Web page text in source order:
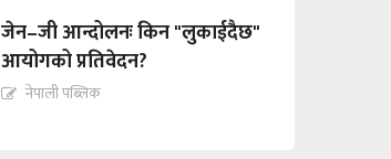
जेन–जी आन्दोलनः किन "लुकाईदैछ"
आयोगको प्रतिवेदन?
नेपाली पब्लिक